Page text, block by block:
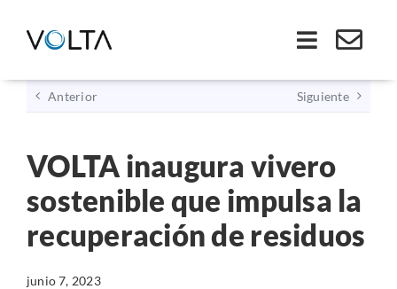
Toggle
Inicio
Somos VOLTA
Soluciones
Anterior Siguiente
VOLTA inaugura vivero
sostenible que impulsa la
recuperación de residuos
junio 7, 2023